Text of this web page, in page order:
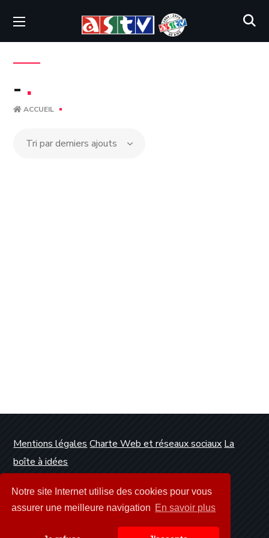
Notre site Internet utilise des cookies pour vous
assurer une meilleure navigation En savoir plus
- .
ACCUEIL
Mentions légales Charte Web et réseaux sociaux La
boîte à idées
Dunkerque